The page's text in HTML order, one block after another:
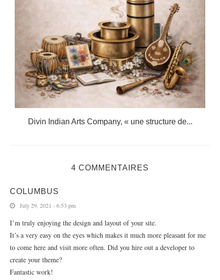
Divin Indian Arts Company, « une structure de...
4 COMMENTAIRES
COLUMBUS
July 29, 2021 - 6:53 pm
I’m truly enjoying the design and layout of your site.
It’s a very easy on the eyes which makes it much more pleasant for me
to come here and visit more often. Did you hire out a developer to
create your theme?
Fantastic work!